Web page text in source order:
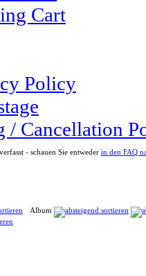
Cart
Policy
/ Cancellation
- schauen Sie entweder in den FAQ
Album